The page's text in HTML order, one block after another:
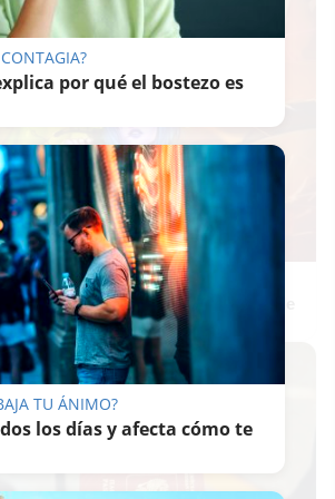
de la vieja escuela ¡Cómo los de
por qué el bostezo es
TU ÁNIMO?
los días y afecta cómo te